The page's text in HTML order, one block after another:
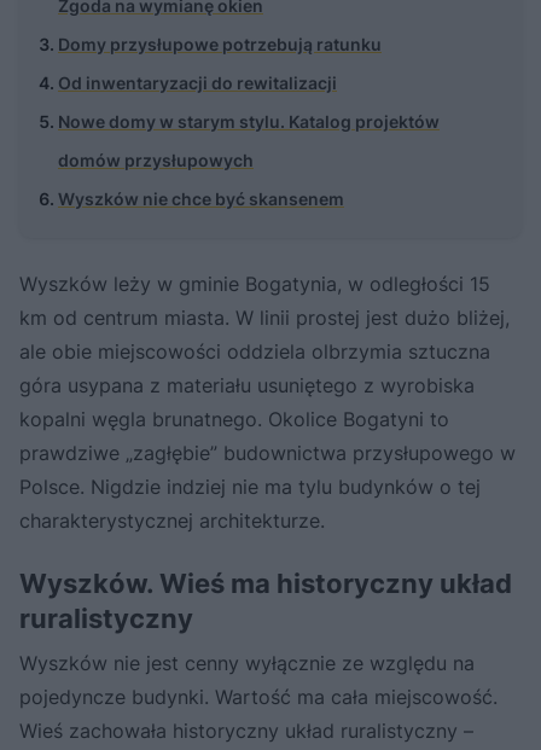
Zgoda na wymianę okien
Domy przysłupowe potrzebują ratunku
Od inwentaryzacji do rewitalizacji
Nowe domy w starym stylu. Katalog projektów
domów przysłupowych
Wyszków nie chce być skansenem
Wyszków leży w gminie Bogatynia, w odległości 15
km od centrum miasta. W linii prostej jest dużo bliżej,
ale obie miejscowości oddziela olbrzymia sztuczna
góra usypana z materiału usuniętego z wyrobiska
kopalni węgla brunatnego. Okolice Bogatyni to
prawdziwe „zagłębie” budownictwa przysłupowego w
Polsce. Nigdzie indziej nie ma tylu budynków o tej
charakterystycznej architekturze.
Wyszków. Wieś ma historyczny układ
ruralistyczny
Wyszków nie jest cenny wyłącznie ze względu na
pojedyncze budynki. Wartość ma cała miejscowość.
Wieś zachowała historyczny układ ruralistyczny –